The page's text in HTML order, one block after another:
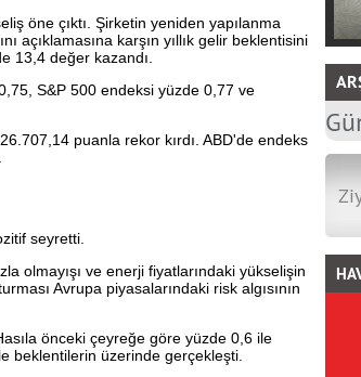
öne çıktı. Şirketin yeniden yapılanma
açıklamasına karşın yıllık gelir beklentisini
13,4 değer kazandı.
S&P 500 endeksi yüzde 0,77 ve
puanla rekor kırdı. ABD'de endeks
seyretti.
olmayışı ve enerji fiyatlarındaki yükselişin
Avrupa piyasalarındaki risk algısının
önceki çeyreğe göre yüzde 0,6 ile
beklentilerin üzerinde gerçekleşti.